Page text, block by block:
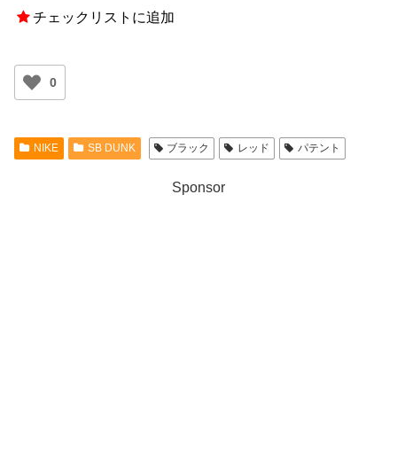
チェックリストに追加
0
NIKE SB DUNK ブラック レッド パテント
Sponsor